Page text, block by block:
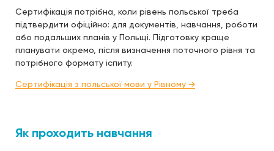
Сертифікація потрібна, коли рівень польської треба
підтвердити офіційно: для документів, навчання, роботи
або подальших планів у Польщі. Підготовку краще
планувати окремо, після визначення поточного рівня та
потрібного формату іспиту.
Сертифікація з польської мови у Рівному →
Як проходить навчання